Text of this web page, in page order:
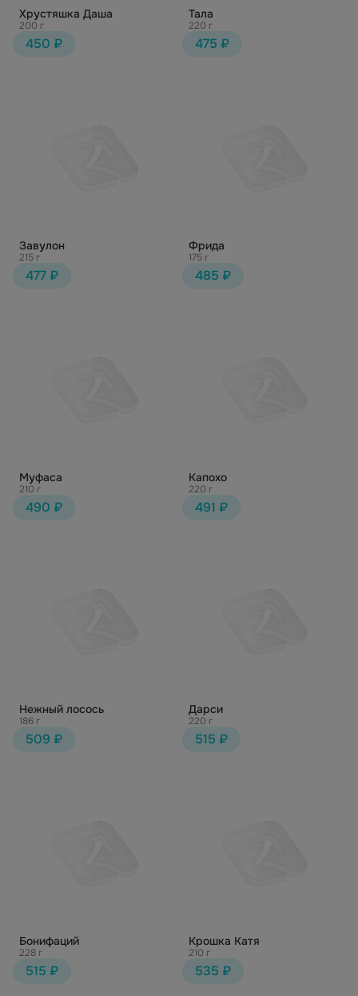
Хрустяшка Даша
200 г
450 ₽
Тала
220 г
475 ₽
Завулон
215 г
477 ₽
Фрида
175 г
485 ₽
Муфаса
210 г
490 ₽
Капохо
220 г
491 ₽
Нежный лосось
186 г
509 ₽
Дарси
220 г
515 ₽
Бонифаций
228 г
515 ₽
Крошка Катя
210 г
535 ₽